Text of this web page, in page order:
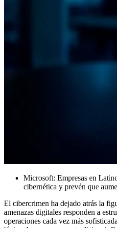
Microsoft: Empresas en
cibernética y prevén que
El cibercrimen ha dejado atrás la
amenazas digitales responden a
operaciones cada vez más